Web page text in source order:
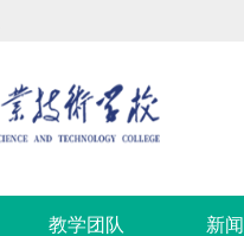
教学团队 新